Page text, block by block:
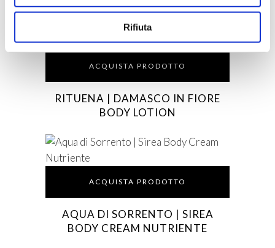
Rifiuta
ACQUISTA PRODOTTO
RITUENA | DAMASCO IN FIORE
BODY LOTION
ACQUISTA PRODOTTO
AQUA DI SORRENTO | SIREA
BODY CREAM NUTRIENTE